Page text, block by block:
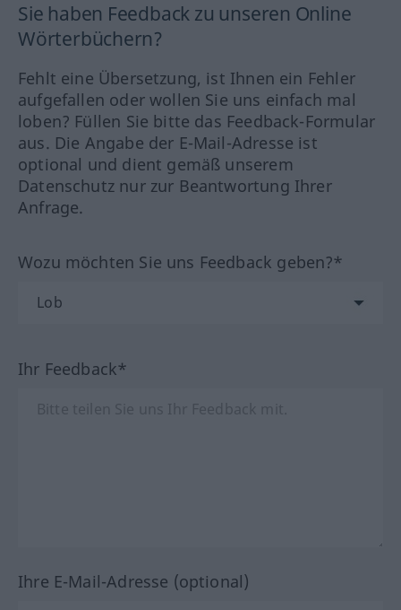
Sie haben Feedback zu unseren Online
Wörterbüchern?
Fehlt eine Übersetzung, ist Ihnen ein Fehler
aufgefallen oder wollen Sie uns einfach mal
loben? Füllen Sie bitte das Feedback-Formular
aus. Die Angabe der E-Mail-Adresse ist
optional und dient gemäß unserem
Datenschutz nur zur Beantwortung Ihrer
Anfrage.
Wozu möchten Sie uns Feedback geben?*
Ihr Feedback*
Ihre E-Mail-Adresse (optional)